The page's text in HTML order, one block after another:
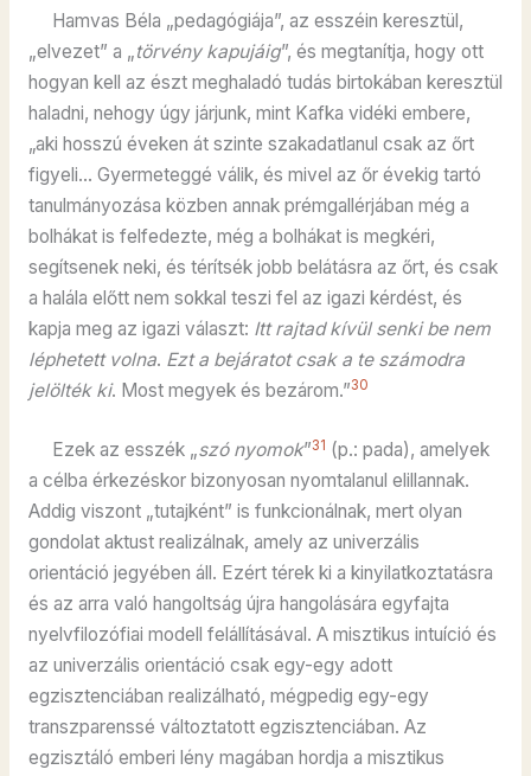
Hamvas Béla „pedagógiája”, az esszéin keresztül,
„elvezet” a „törvény kapujáig”, és megtanítja, hogy ott
hogyan kell az észt meghaladó tudás birtokában keresztül
haladni, nehogy úgy járjunk, mint Kafka vidéki embere,
„aki hosszú éveken át szinte szakadatlanul csak az őrt
figyeli… Gyermeteggé válik, és mivel az őr évekig tartó
tanulmányozása közben annak prémgallérjában még a
bolhákat is felfedezte, még a bolhákat is megkéri,
segítsenek neki, és térítsék jobb belátásra az őrt, és csak
a halála előtt nem sokkal teszi fel az igazi kérdést, és
kapja meg az igazi választ: Itt rajtad kívül senki be nem
léphetett volna. Ezt a bejáratot csak a te számodra
jelölték ki. Most megyek és bezárom.”30
Ezek az esszék „szó nyomok”31 (p.: pada), amelyek
a célba érkezéskor bizonyosan nyomtalanul elillannak.
Addig viszont „tutajként” is funkcionálnak, mert olyan
gondolat aktust realizálnak, amely az univerzális
orientáció jegyében áll. Ezért térek ki a kinyilatkoztatásra
és az arra való hangoltság újra hangolására egyfajta
nyelvfilozófiai modell felállításával. A misztikus intuíció és
az univerzális orientáció csak egy-egy adott
egzisztenciában realizálható, mégpedig egy-egy
transzparenssé változtatott egzisztenciában. Az
egzisztáló emberi lény magában hordja a misztikus